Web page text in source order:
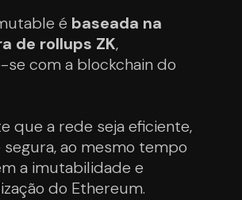
é baseada na
de rollups ZK,
se com a blockchain do
que a rede seja eficiente,
segura, ao mesmo tempo
a imutabilidade e
do Ethereum.